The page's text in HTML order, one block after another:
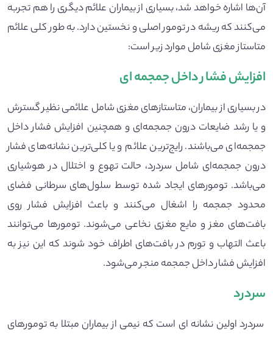
آن‌ها اشاره خواهد شد، بسیاری از بیماران علائم دیگری را هم تجربه
می‌کنند که ریشه در تومور اصلی و نخستین دارد. به طور کلی علائم
متاستاز مغزی شامل موارد زیر است:
افزایش فشار داخل جمجمه ای
در بسیاری از بیماران، متاستازهای مغزی شامل علائمی نظیر گسترش
و یا رشد ضایعات درون جمجمه‌ای و همچنین افزایش فشار داخل
جمجمه‌ای می‌باشند. رایج‌ترین علائم و یا کلی‌ترین نشانه‌های فشار
درون جمجمه‌ای شامل سردرد، حالت تهوع و اختلال در هوشیاری
می‌باشد. تومورهای ایجاد شده توسط سلول‌های سرطانی فضای
محدود جمجمه را اشغال می‌کنند و باعث افزایش فشار روی
بافت‌های مغز و مایع مغزی نخاعی می‌شوند. تومورها می‌توانند
باعث التهاب و تورم در بافت‌های اطراف خود شوند که این نیز به
افزایش فشار داخل جمجمه منجر می‌شود.
سردرد
سردرد اولین نشانه ای است که نیمی از بیماران مبتلا به تومورهای